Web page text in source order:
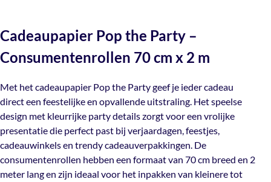
Kleur Rood,Roze
Materiaal
Dubbelzijdig 80gsm coated
papier
Verpakt Niet van toepassing,per 10
stuks,Per volle doos
Verzendkosten:
€15 naar bestellingen in België
Gratis verzending vanaf €300
Mail ons
direct een feestelijke en opvallende uitstraling. Het
speelse design met kleurrijke party details zorgt voor een
vrolijke presentatie die perfect past bij verjaardagen,
De consumentenrollen hebben een formaat van 70 cm
breed en 2 meter lang en zijn ideaal voor het inpakken
van kleinere tot middelgrote cadeaus. Dankzij de stevige
kwaliteit laat het cadeaupapier zich prettig verwerken en
creëer je eenvoudig een nette en professionele
verpakking.
Cadeaupapier Pop the Party –
Consumentenrollen 70 cm x 2 m
Met het cadeaupapier Pop the Party geef je ieder cadeau
direct een feestelijke en opvallende uitstraling. Het speelse
design met kleurrijke party details zorgt voor een vrolijke
presentatie die perfect past bij verjaardagen, feestjes,
cadeauwinkels en trendy cadeauverpakkingen. De
consumentenrollen hebben een formaat van 70 cm breed en 2
meter lang en zijn ideaal voor het inpakken van kleinere tot